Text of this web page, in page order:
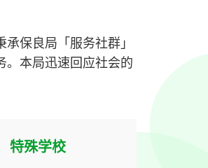
保良局「服务社群」
。本局迅速回应社会的
特殊学校